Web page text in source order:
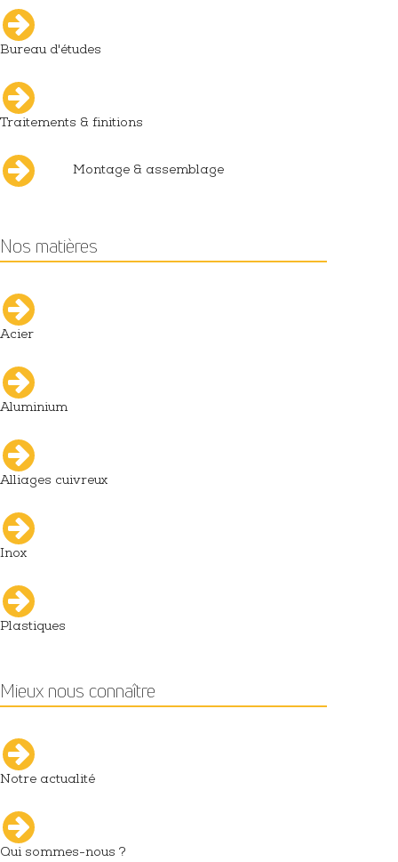
Bureau d'études
Traitements & finitions
Montage & assemblage
Nos matières
Acier
Aluminium
Alliages cuivreux
Inox
Plastiques
Mieux nous connaître
Notre actualité
Qui sommes-nous ?